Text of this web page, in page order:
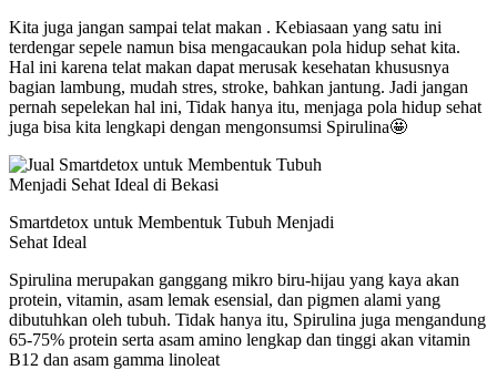
Kita juga jangan sampai telat makan . Kebiasaan yang satu ini
terdengar sepele namun bisa mengacaukan pola hidup sehat kita.
Hal ini karena telat makan dapat merusak kesehatan khususnya
bagian lambung, mudah stres, stroke, bahkan jantung. Jadi jangan
pernah sepelekan hal ini, Tidak hanya itu, menjaga pola hidup sehat
juga bisa kita lengkapi dengan mengonsumsi Spirulina🤩
Smartdetox untuk Membentuk Tubuh Menjadi
Sehat Ideal
Spirulina merupakan ganggang mikro biru-hijau yang kaya akan
protein, vitamin, asam lemak esensial, dan pigmen alami yang
dibutuhkan oleh tubuh. Tidak hanya itu, Spirulina juga mengandung
65-75% protein serta asam amino lengkap dan tinggi akan vitamin
B12 dan asam gamma linoleat